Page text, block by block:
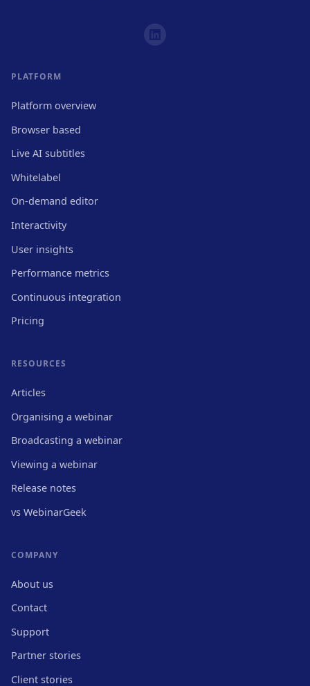
PLATFORM
Platform overview
Browser based
Live AI subtitles
Whitelabel
On-demand editor
Interactivity
User insights
Performance metrics
Continuous integration
Pricing
RESOURCES
Articles
Organising a webinar
Broadcasting a webinar
Viewing a webinar
Release notes
vs WebinarGeek
COMPANY
About us
Contact
Support
Partner stories
Client stories